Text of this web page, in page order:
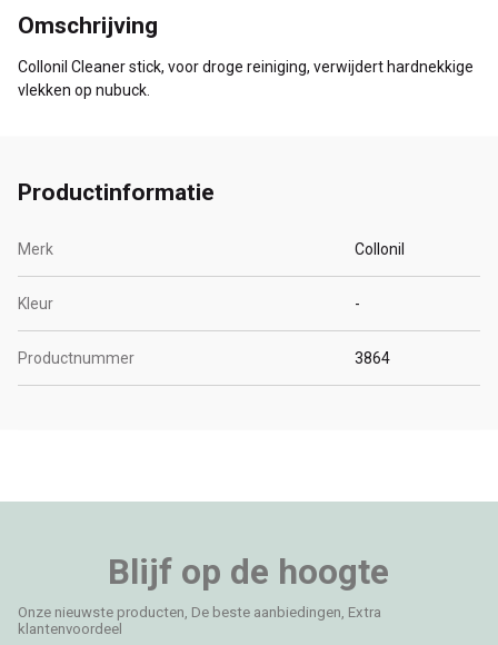
Omschrijving
Collonil Cleaner stick, voor droge reiniging, verwijdert hardnekkige
vlekken op nubuck.
Productinformatie
Merk Collonil
Kleur -
Productnummer 3864
Blijf op de hoogte
Onze nieuwste producten, De beste aanbiedingen, Extra
klantenvoordeel